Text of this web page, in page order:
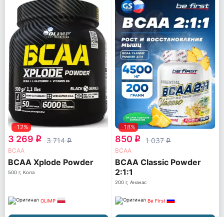
-12%
3 269 q 3 714q
ВСАА
BCAA Xplode Powder
500 г, Кола
OLIMP
-18%
850 q 1 037q
ВСАА
BCAA Classic Powder
2:1:1
200 г, Ананас
Be First